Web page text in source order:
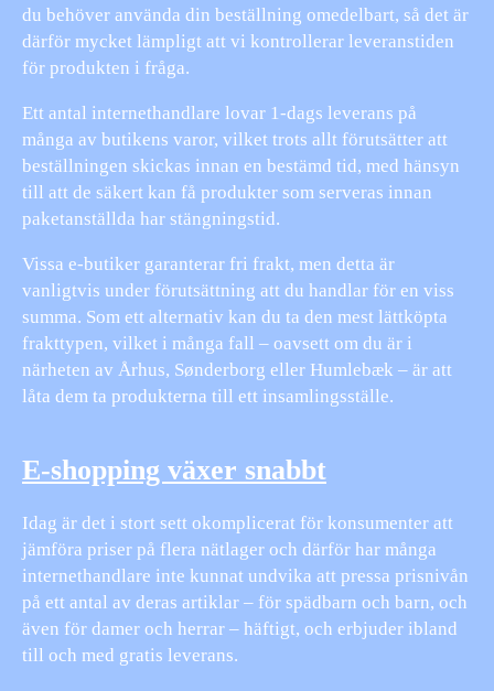
du behöver använda din beställning omedelbart, så det är
därför mycket lämpligt att vi kontrollerar leveranstiden
för produkten i fråga.
Ett antal internethandlare lovar 1-dags leverans på
många av butikens varor, vilket trots allt förutsätter att
beställningen skickas innan en bestämd tid, med hänsyn
till att de säkert kan få produkter som serveras innan
paketanställda har stängningstid.
Vissa e-butiker garanterar fri frakt, men detta är
vanligtvis under förutsättning att du handlar för en viss
summa. Som ett alternativ kan du ta den mest lättköpta
frakttypen, vilket i många fall – oavsett om du är i
närheten av Århus, Sønderborg eller Humlebæk – är att
låta dem ta produkterna till ett insamlingsställe.
E-shopping växer snabbt
Idag är det i stort sett okomplicerat för konsumenter att
jämföra priser på flera nätlager och därför har många
internethandlare inte kunnat undvika att pressa prisnivån
på ett antal av deras artiklar – för spädbarn och barn, och
även för damer och herrar – häftigt, och erbjuder ibland
till och med gratis leverans.